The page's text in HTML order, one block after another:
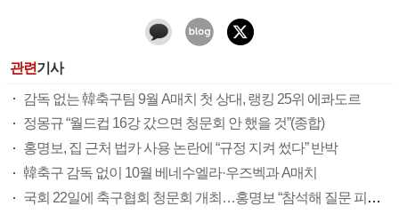
관련기사
감독 없는 韓축구팀 9월 A매치 첫 상대, 랭킹 25위 에콰도르
정몽규 “월드컵 16강 갔으면 청문회 안 했을 것”(종합)
홍명보, 집 근처 법카 사용 논란에 “규정 지켜 썼다” 반박
韓축구 감독 없이 10월 베네수엘라·우즈벡과 A매치
국회 22일에 축구협회 청문회 개최…홍명보 “참석해 질문 피하지 않겠다”(종합)